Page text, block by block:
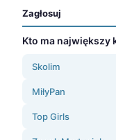
Zagłosuj
Kto ma największy
Skolim
MiłyPan
Top Girls